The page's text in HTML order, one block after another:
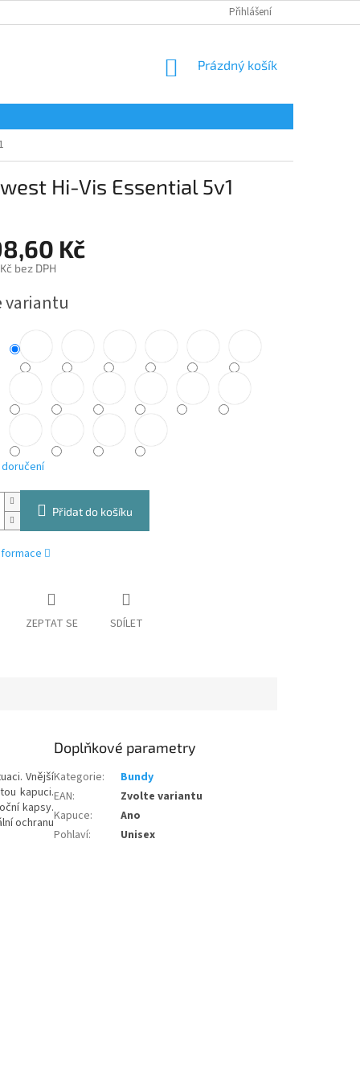
Přihlášení
NÁKUPNÍ
Prázdný košík
Hi-Vis Essential 5v1
Kč
bez DPH
variantu
Přidat do košíku
ZEPTAT SE SDÍLET
Vnější
kapuci.
kapsy.
ochranu
Doplňkové parametry
Kategorie:
Bundy
EAN:
Zvolte variantu
Kapuce:
Ano
Pohlaví: Unisex